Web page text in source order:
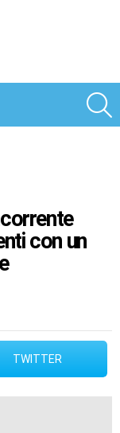
con un
TWITTER